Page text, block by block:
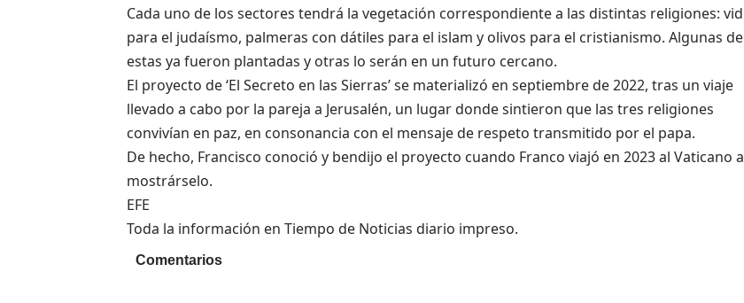
Cada uno de los sectores tendrá la vegetación correspondiente a las distintas religiones: vid
para el judaísmo, palmeras con dátiles para el islam y olivos para el cristianismo. Algunas de
estas ya fueron plantadas y otras lo serán en un futuro cercano.
El proyecto de ‘El Secreto en las Sierras’ se materializó en septiembre de 2022, tras un viaje
llevado a cabo por la pareja a Jerusalén, un lugar donde sintieron que las tres religiones
convivían en paz, en consonancia con el mensaje de respeto transmitido por el papa.
De hecho, Francisco conoció y bendijo el proyecto cuando Franco viajó en 2023 al Vaticano a
mostrárselo.
EFE
Toda la información en Tiempo de Noticias diario impreso.
Comentarios